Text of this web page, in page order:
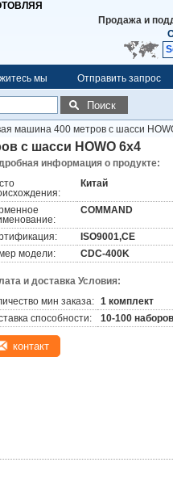
Продажа и
мы Отправить запрос
Поиск
машина 400 метров с шасси
с шасси HOWO 6x4
информация о продукте:
Китай
COMMAND
ISO9001,CE
модели:
CDC-400K
и доставка Условия:
мин заказа: 1 комплект
способности:
10-100
контакт